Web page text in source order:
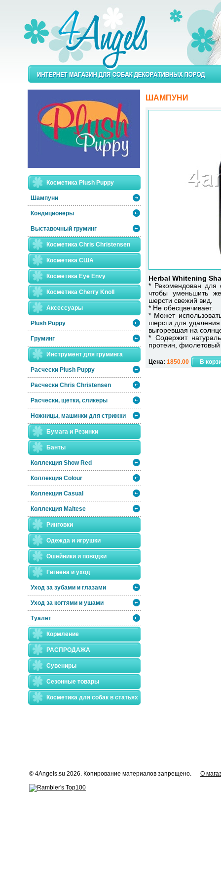
Косметика Plush Puppy
Шампуни
Кондиционеры
Выставочный груминг
Косметика Chris Christensen
Косметика США
Косметика Eye Envy
Косметика Сherry Knoll
Аксессуары
Plush Puppy
Груминг
Инструмент для груминга
Расчески Plush Puppy
Расчески Сhris Christensen
Расчески, щетки, сликеры
Ножницы, машинки для стрижки
Бумага и Резинки
Банты
Коллекция Show Red
Коллекция Colour
Коллекция Casual
Коллекция Maltese
Ринговки
Одежда и игрушки
Ошейники и поводки
Гигиена и уход
Уход за зубами и глазами
Уход за когтями и ушами
Туалет
Кормление
РАСПРОДАЖА
Сувениры
Сезонные товары
Косметика для собак в статьях
ШАМПУНИ
Herbal Whitening
* Рекомендован для
чтобы уменьшить
шерсти свежий вид.
* Не обесцвечивает.
* Может
шерсти для удаления
выгоревшая на
* Содержит
протеин, фиолетовый
Цена: 1850.00
© 4Angels.su 2026. Копирование материалов запрещено. О